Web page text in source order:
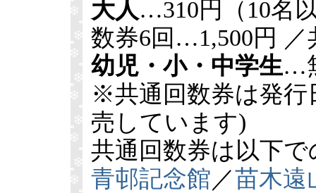
大人…310円（10名
数券6回…1,500円
幼児・小・中学生…
※共通回数券は発行
売しています)
共通回数券は以下
青邨記念館 ／苗木遠